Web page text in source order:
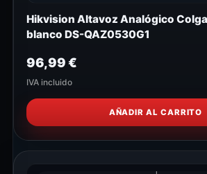
Hikvision Altavoz Analógico
blanco DS-QAZ0530G1
96,99€
IVA incluido
AÑADIR AL CARRITO